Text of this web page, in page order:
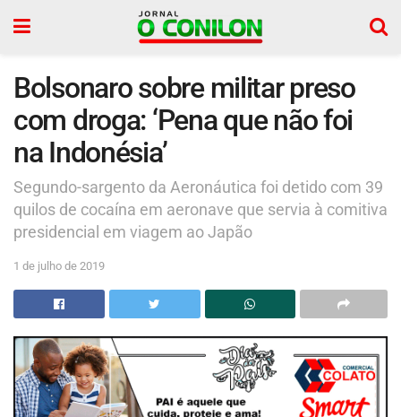
Bolsonaro sobre militar preso
com droga: ‘Pena que não foi
na Indonésia’
Segundo-sargento da Aeronáutica foi detido com 39
quilos de cocaína em aeronave que servia à comitiva
presidencial em viagem ao Japão
1 de julho de 2019